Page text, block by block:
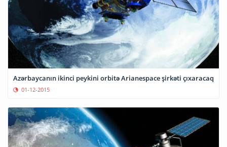
Azərbaycanın ikinci peykini orbitə Arianespace şirkəti çıxaracaq
01-12-2015